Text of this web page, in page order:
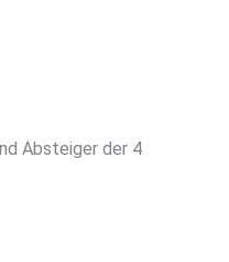
Absteiger der 4